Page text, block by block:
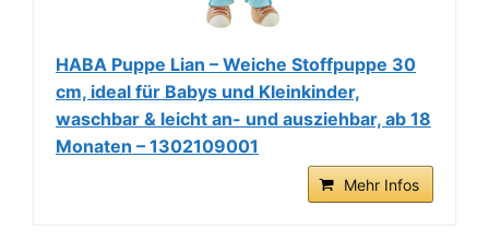
HABA Puppe Lian – Weiche Stoffpuppe 30
cm, ideal für Babys und Kleinkinder,
waschbar & leicht an- und ausziehbar, ab 18
Monaten – 1302109001
Mehr Infos